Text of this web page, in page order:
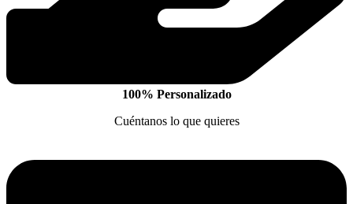
100% Personalizado
Cuéntanos lo que quieres